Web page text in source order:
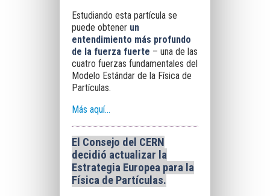
Estudiando esta partícula se
puede obtener un
entendimiento más profundo
de la fuerza fuerte – una de las
cuatro fuerzas fundamentales del
Modelo Estándar de la Física de
Partículas.
Más aquí...
El Consejo del CERN
decidió actualizar la
Estrategia Europea para la
Física de Partículas.